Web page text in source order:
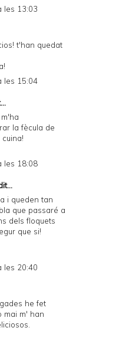
les 13:03
t'han quedat
les 15:04
la fècula de
les 18:08
i queden tan
que passaré a
dels floquets
que si!
les 20:40
he fet
mai m' han